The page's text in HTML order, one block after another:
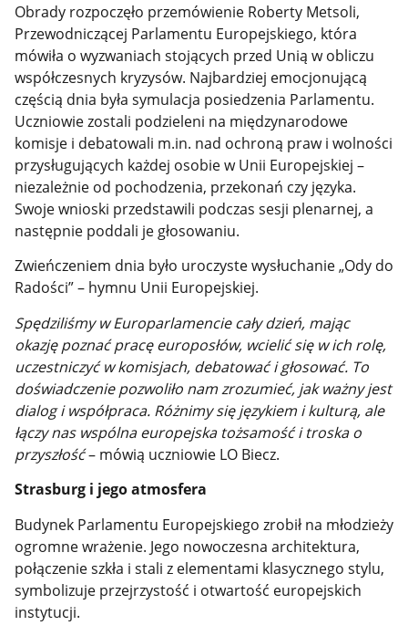
Obrady rozpoczęło przemówienie Roberty Metsoli,
Przewodniczącej Parlamentu Europejskiego, która
mówiła o wyzwaniach stojących przed Unią w obliczu
współczesnych kryzysów. Najbardziej emocjonującą
częścią dnia była symulacja posiedzenia Parlamentu.
Uczniowie zostali podzieleni na międzynarodowe
komisje i debatowali m.in. nad ochroną praw i wolności
przysługujących każdej osobie w Unii Europejskiej –
niezależnie od pochodzenia, przekonań czy języka.
Swoje wnioski przedstawili podczas sesji plenarnej, a
następnie poddali je głosowaniu.
Zwieńczeniem dnia było uroczyste wysłuchanie „Ody do
Radości” – hymnu Unii Europejskiej.
Spędziliśmy w Europarlamencie cały dzień, mając
okazję poznać pracę europosłów, wcielić się w ich rolę,
uczestniczyć w komisjach, debatować i głosować. To
doświadczenie pozwoliło nam zrozumieć, jak ważny jest
dialog i współpraca. Różnimy się językiem i kulturą, ale
łączy nas wspólna europejska tożsamość i troska o
przyszłość– mówią uczniowie LO Biecz.
Strasburg i jego atmosfera
Budynek Parlamentu Europejskiego zrobił na młodzieży
ogromne wrażenie. Jego nowoczesna architektura,
połączenie szkła i stali z elementami klasycznego stylu,
symbolizuje przejrzystość i otwartość europejskich
instytucji.